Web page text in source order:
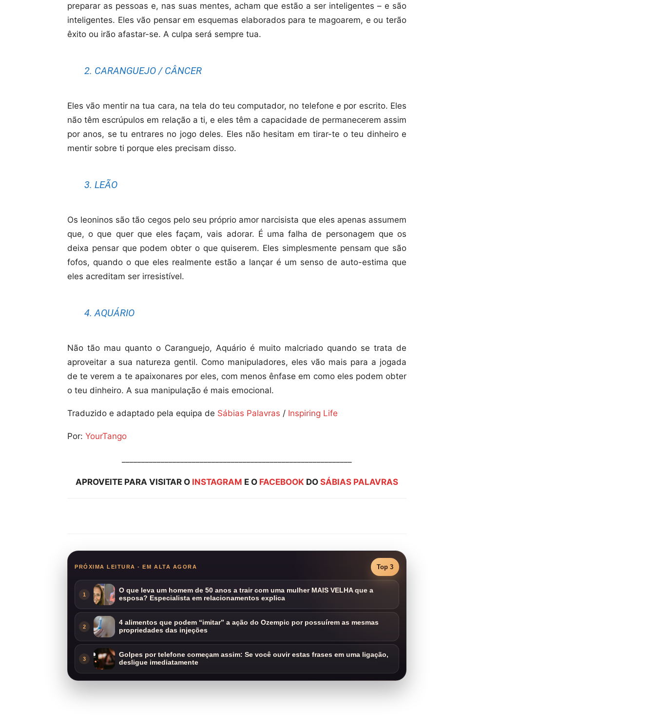
preparar as pessoas e, nas suas mentes, acham que estão a ser inteligentes – e são
inteligentes. Eles vão pensar em esquemas elaborados para te magoarem, e ou terão
êxito ou irão afastar-se. A culpa será sempre tua.
2. CARANGUEJO / CÂNCER
Eles vão mentir na tua cara, na tela do teu computador, no telefone e por escrito. Eles
não têm escrúpulos em relação a ti, e eles têm a capacidade de permanecerem assim
por anos, se tu entrares no jogo deles. Eles não hesitam em tirar-te o teu dinheiro e
mentir sobre ti porque eles precisam disso.
3. LEÃO
Os leoninos são tão cegos pelo seu próprio amor narcisista que eles apenas assumem
que, o que quer que eles façam, vais adorar. É uma falha de personagem que os
deixa pensar que podem obter o que quiserem. Eles simplesmente pensam que são
fofos, quando o que eles realmente estão a lançar é um senso de auto-estima que
eles acreditam ser irresistível.
4. AQUÁRIO
Não tão mau quanto o Caranguejo, Aquário é muito malcriado quando se trata de
aproveitar a sua natureza gentil. Como manipuladores, eles vão mais para a jogada
de te verem a te apaixonares por eles, com menos ênfase em como eles podem obter
o teu dinheiro. A sua manipulação é mais emocional.
Traduzido e adaptado pela equipa de Sábias Palavras / Inspiring Life
Por: YourTango
APROVEITE PARA VISITAR O INSTAGRAM E O FACEBOOK DO SÁBIAS PALAVRAS
PRÓXIMA LEITURA - EM ALTA AGORA Top 3
1
O que leva um homem de 50 anos a trair com uma mulher MAIS VELHA que a
esposa? Especialista em relacionamentos explica
2
4 alimentos que podem “imitar” a ação do Ozempic por possuírem as mesmas
propriedades das injeções
3
Golpes por telefone começam assim: Se você ouvir estas frases em uma ligação,
desligue imediatamente